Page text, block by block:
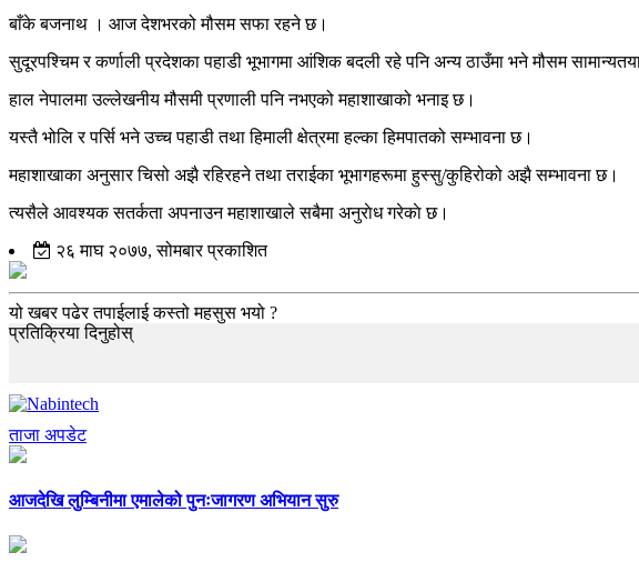
बाँके बजनाथ । आज देशभरको मौसम सफा रहने छ।
सुदूरपश्चिम र कर्णाली प्रदेशका पहाडी भूभागमा आंशिक बदली रहे पनि अन्य ठाउँमा भने मौसम
हाल नेपालमा उल्लेखनीय मौसमी प्रणाली पनि नभएको महाशाखाको भनाइ छ।
यस्तै भोलि र पर्सि भने उच्च पहाडी तथा हिमाली क्षेत्रमा हल्का हिमपातको सम्भावना छ।
महाशाखाका अनुसार चिसो अझै रहिरहने तथा तराईका भूभागहरूमा हुस्सु/कुहिरोको अझै सम्भावना छ।
त्यसैले आवश्यक सतर्कता अपनाउन महाशाखाले सबैमा अनुराेध गरेकाे छ।
२६ माघ २०७७, सोमबार प्रकाशित
यो खबर पढेर तपाईलाई कस्तो महसुस भयो ?
प्रतिक्रिया दिनुहोस्
ताजा अपडेट
आजदेखि लुम्बिनीमा एमालेको पुनःजागरण अभियान सुरु